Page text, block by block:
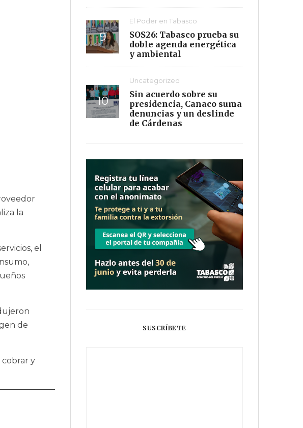
la
el
de
y
El Poder en Tabasco
SOS26: Tabasco prueba su
doble agenda energética
y ambiental
Uncategorized
Sin acuerdo sobre su
presidencia, Canaco suma
denuncias y un deslinde
de Cárdenas
SUSCRÍBETE